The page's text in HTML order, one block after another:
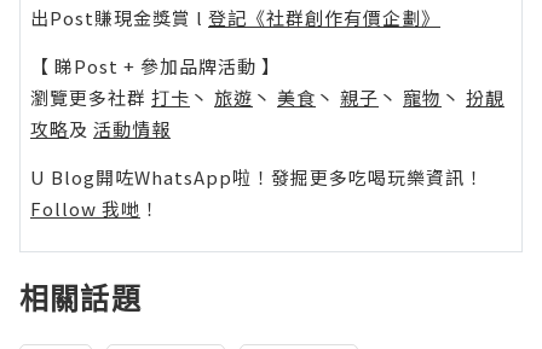
出Post賺現金獎賞 l 登記《社群創作有價企劃》
【 睇Post + 參加品牌活動 】
瀏覽更多社群 打卡 丶 旅遊 丶 美食 丶 親子 丶 寵物 丶 扮靚
攻略及 活動情報
U Blog開咗WhatsApp啦！發掘更多吃喝玩樂資訊！
Follow 我哋 ！
相關話題